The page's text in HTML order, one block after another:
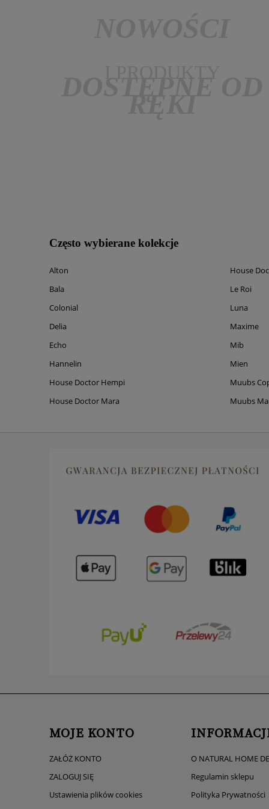
Często wybierane kolekcje
Alton
Bala
Colonial
Delia
Echo
Hannelin
House Doctor Hempi
House Doctor Mara
House
Le Roi
Luna
Maxime
Mib
Mien
Muubs
Muubs
MOJE KONTO
ZAŁÓŻ KONTO
ZALOGUJ SIĘ
Ustawienia plików cookies
O NATURAL HOME
Regulamin sklepu
Polityka Prywatności